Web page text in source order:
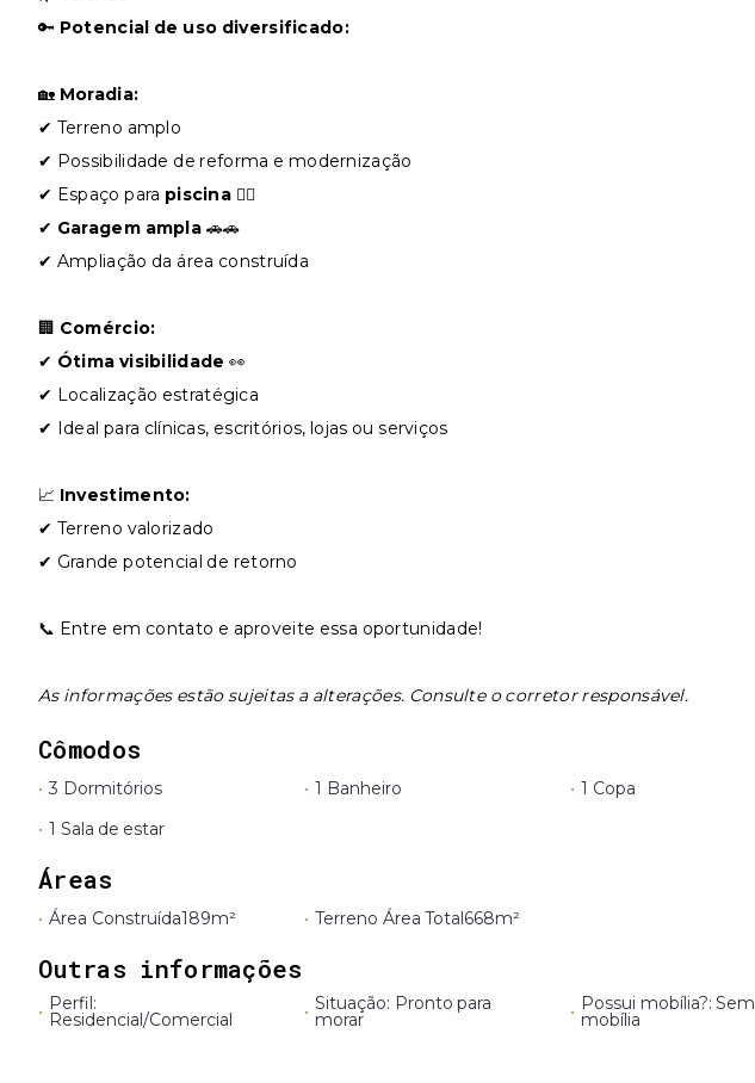
🔑 Potencial de uso diversificado:
🏡 Moradia:
✔ Terreno amplo
✔ Possibilidade de reforma e modernização
✔ Espaço para piscina 🏊‍♂️
✔ Garagem ampla 🚗🚗
✔ Ampliação da área construída
🏢 Comércio:
✔ Ótima visibilidade 👀
✔ Localização estratégica
✔ Ideal para clínicas, escritórios, lojas ou serviços
📈 Investimento:
✔ Terreno valorizado
✔ Grande potencial de retorno
📞 Entre em contato e aproveite essa oportunidade!
As informações estão sujeitas a alterações. Consulte o corretor responsável.
Cômodos
• 3 Dormitórios • 1 Banheiro • 1 Copa
• 1 Sala de estar
Áreas
• Área Construída189m² • Terreno Área Total668m²
Outras informações
• Perfil:
Residencial/Comercial • Situação: Pronto para
morar • Possui mobília?: Sem
mobília